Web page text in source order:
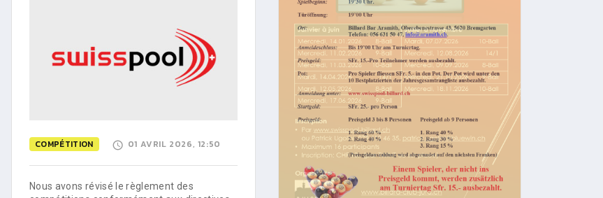
COMPÉTITION 01 AVRIL 2026, 12:50
Nous avons révisé le règlement des